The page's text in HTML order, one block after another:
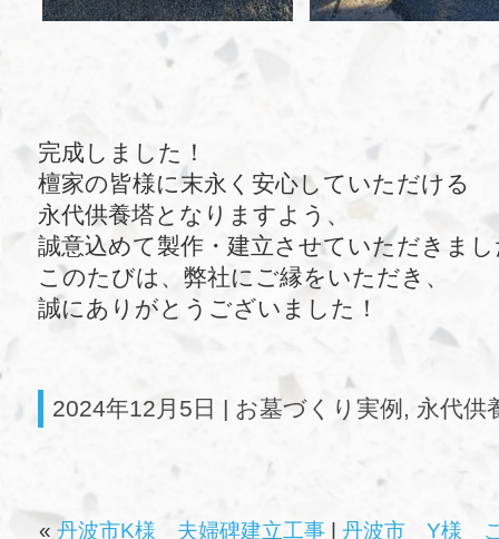
完成しました！
檀家の皆様に末永く安心していただける
永代供養塔となりますよう、
誠意込めて製作・建立させていただきま
このたびは、弊社にご縁をいただき、
誠にありがとうございました！
2024年12月5日 | お墓づくり実例 , 永代供
« 丹波市K様 夫婦碑建立工事| 丹波市 Y様 こ